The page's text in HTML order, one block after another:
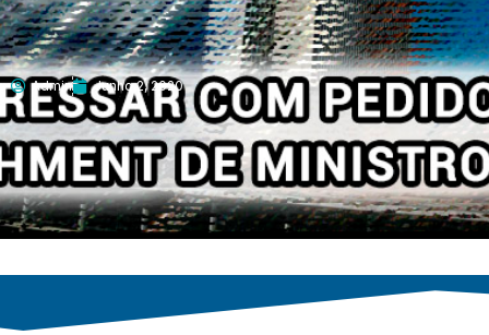
Admin Junho 2, 2020